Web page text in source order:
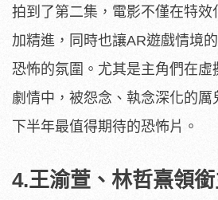
拍到了第二集，電影不僅在特效
加精進，同時也讓AR遊戲情境
恐怖的氛圍。尤其是主角們在虛
劇情中，被怨念、執念深化的
下半年最值得期待的恐怖片。
4.王渝萱、林哲熹領